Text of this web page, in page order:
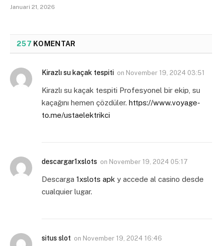
Januari 21, 2026
257 KOMENTAR
Kirazlı su kaçak tespiti on November 19, 2024 03:51
Kirazlı su kaçak tespiti Profesyonel bir ekip, su
kaçağını hemen çözdüler. https://www.voyage-
to.me/ustaelektrikci
descargar1xslots on November 19, 2024 05:17
Descarga 1xslots apk y accede al casino desde
cualquier lugar.
situs slot on November 19, 2024 16:46